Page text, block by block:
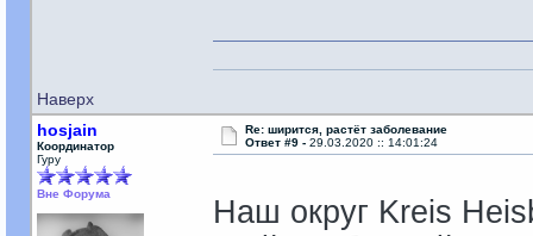
Наверх
hosjain
Координатор
Гуру
Вне Форума
Re: ширится, растёт заболевание
Ответ #9 - 29.03.2020 :: 14:01:24
Наш округ Kreis